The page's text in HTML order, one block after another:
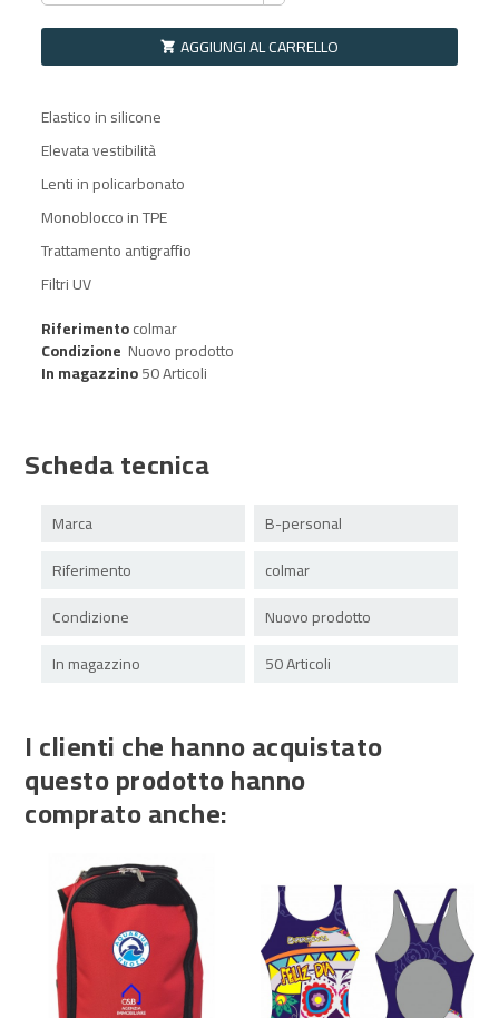
 AGGIUNGI AL CARRELLO
Elastico in silicone
Elevata vestibilità
Lenti in policarbonato
Monoblocco in TPE
Trattamento antigraffio
Filtri UV
Riferimentocolmar
Condizione Nuovo prodotto
In magazzino50 Articoli
Scheda tecnica
Marca
B-personal
Riferimento
colmar
Condizione
Nuovo prodotto
In magazzino
50 Articoli
I clienti che hanno acquistato
questo prodotto hanno
comprato anche: